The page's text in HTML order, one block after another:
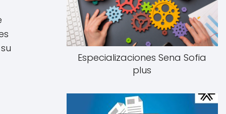
Especializaciones Sena Sofia
plus